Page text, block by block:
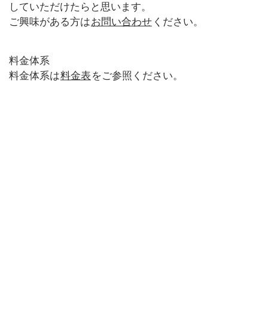
していただけたらと思います。
ご興味がある方はお問い合わせ ください。
料金体系
料金体系は料金表 をご参照ください。